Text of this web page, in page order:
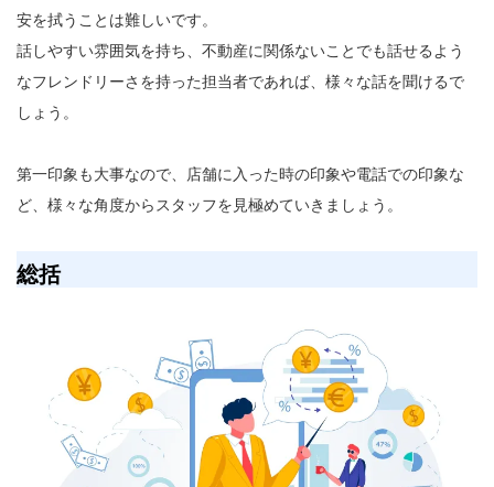
安を拭うことは難しいです。
話しやすい雰囲気を持ち、不動産に関係ないことでも話せるよう
なフレンドリーさを持った担当者であれば、様々な話を聞けるで
しょう。
第一印象も大事なので、店舗に入った時の印象や電話での印象な
ど、様々な角度からスタッフを見極めていきましょう。
総括